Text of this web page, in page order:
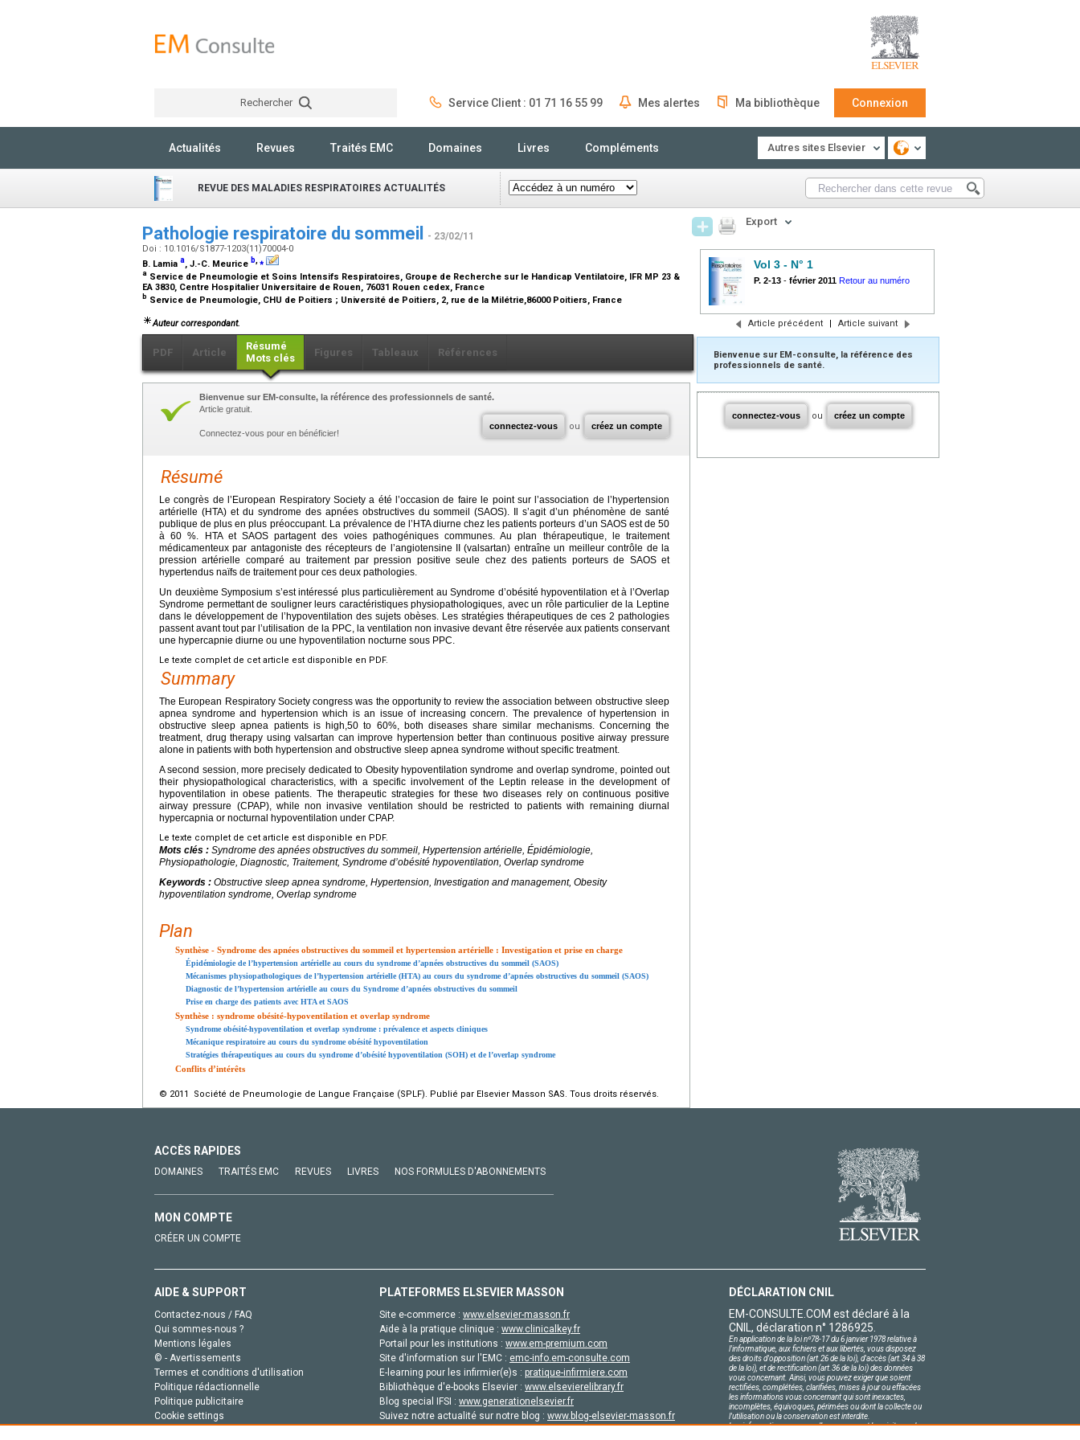
Rechercher Service Client : 01 71 16 55 99 Mes alertes Ma bibliothèque Connexion
Actualités Revues Traités EMC Domaines Livres Compléments Autres sites Elsevier
REVUE DES MALADIES RESPIRATOIRES ACTUALITÉS
Pathologie respiratoire du sommeil - 23/02/11
Doi : 10.1016/S1877-1203(11)70004-0
B. Lamia a, J.-C. Meurice b,⁎
a Service de Pneumologie et Soins Intensifs Respiratoires, Groupe de Recherche sur le Handicap Ventilatoire, IFR MP 23 &
EA 3830, Centre Hospitalier Universitaire de Rouen, 76031 Rouen cedex, France
b Service de Pneumologie, CHU de Poitiers ; Université de Poitiers, 2, rue de la Milétrie,86000 Poitiers, France
Auteur correspondant.
PDF Article
Résumé
Mots clés
Figures Tableaux Références
connectez-vous ou créez un compte
Bienvenue sur EM-consulte, la référence des professionnels de santé.
Article gratuit.
Connectez-vous pour en bénéficier!
Résumé
Le congrès de l’European Respiratory Society a été l’occasion de faire le point sur l’association de l’hypertension
artérielle (HTA) et du syndrome des apnées obstructives du sommeil (SAOS). Il s’agit d’un phénomène de santé
publique de plus en plus préoccupant. La prévalence de l’HTA diurne chez les patients porteurs d’un SAOS est de 50
à 60 %. HTA et SAOS partagent des voies pathogéniques communes. Au plan thérapeutique, le traitement
médicamenteux par antagoniste des récepteurs de l’angiotensine II (valsartan) entraîne un meilleur contrôle de la
pression artérielle comparé au traitement par pression positive seule chez des patients porteurs de SAOS et
hypertendus naïfs de traitement pour ces deux pathologies.
Un deuxième Symposium s’est intéressé plus particulièrement au Syndrome d’obésité hypoventilation et à l’Overlap
Syndrome permettant de souligner leurs caractéristiques physiopathologiques, avec un rôle particulier de la Leptine
dans le développement de l’hypoventilation des sujets obèses. Les stratégies thérapeutiques de ces 2 pathologies
passent avant tout par l’utilisation de la PPC, la ventilation non invasive devant être réservée aux patients conservant
une hypercapnie diurne ou une hypoventilation nocturne sous PPC.
Le texte complet de cet article est disponible en PDF.
Summary
The European Respiratory Society congress was the opportunity to review the association between obstructive sleep
apnea syndrome and hypertension which is an issue of increasing concern. The prevalence of hypertension in
obstructive sleep apnea patients is high,50 to 60%, both diseases share similar mechanisms. Concerning the
treatment, drug therapy using valsartan can improve hypertension better than continuous positive airway pressure
alone in patients with both hypertension and obstructive sleep apnea syndrome without specific treatment.
A second session, more precisely dedicated to Obesity hypoventilation syndrome and overlap syndrome, pointed out
their physiopathological characteristics, with a specific involvement of the Leptin release in the development of
hypoventilation in obese patients. The therapeutic strategies for these two diseases rely on continuous positive
airway pressure (CPAP), while non invasive ventilation should be restricted to patients with remaining diurnal
hypercapnia or nocturnal hypoventilation under CPAP.
Le texte complet de cet article est disponible en PDF.
Mots clés : Syndrome des apnées obstructives du sommeil, Hypertension artérielle, Épidémiologie,
Physiopathologie, Diagnostic, Traitement, Syndrome d’obésité hypoventilation, Overlap syndrome
Keywords : Obstructive sleep apnea syndrome, Hypertension, Investigation and management, Obesity
hypoventilation syndrome, Overlap syndrome
Plan
Synthèse - Syndrome des apnées obstructives du sommeil et hypertension artérielle : Investigation et prise en charge
Épidémiologie de l’hypertension artérielle au cours du syndrome d’apnées obstructives du sommeil (SAOS)
Mécanismes physiopathologiques de l’hypertension artérielle (HTA) au cours du syndrome d’apnées obstructives du sommeil (SAOS)
Diagnostic de l’hypertension artérielle au cours du Syndrome d’apnées obstructives du sommeil
Prise en charge des patients avec HTA et SAOS
Synthèse : syndrome obésité-hypoventilation et overlap syndrome
Syndrome obésité-hypoventilation et overlap syndrome : prévalence et aspects cliniques
Mécanique respiratoire au cours du syndrome obésité hypoventilation
Stratégies thérapeutiques au cours du syndrome d’obésité hypoventilation (SOH) et de l’overlap syndrome
Conflits d’intérêts
© 2011 Société de Pneumologie de Langue Française (SPLF). Publié par Elsevier Masson SAS. Tous droits réservés.
Export
Vol 3 - N° 1
P. 2-13 - février 2011 Retour au numéro
Article précédent | Article suivant
Bienvenue sur EM-consulte, la référence des
professionnels de santé.
connectez-vous ou créez un compte
ACCÈS RAPIDES
DOMAINES TRAITÉS EMC REVUES LIVRES NOS FORMULES D'ABONNEMENTS
MON COMPTE
CRÉER UN COMPTE
AIDE & SUPPORT
Contactez-nous / FAQ
Qui sommes-nous ?
Mentions légales
© - Avertissements
Termes et conditions d'utilisation
Politique rédactionnelle
Politique publicitaire
Cookie settings
PLATEFORMES ELSEVIER MASSON
Site e-commerce : www.elsevier-masson.fr
Aide à la pratique clinique : www.clinicalkey.fr
Portail pour les institutions : www.em-premium.com
Site d'information sur l'EMC : emc-info.em-consulte.com
E-learning pour les infirmier(e)s : pratique-infirmiere.com
Bibliothèque d'e-books Elsevier : www.elsevierelibrary.fr
Blog special IFSI : www.generationelsevier.fr
Suivez notre actualité sur notre blog : www.blog-elsevier-masson.fr
DÉCLARATION CNIL
EM-CONSULTE.COM est déclaré à la
CNIL, déclaration n° 1286925.
En application de la loi nº78-17 du 6 janvier 1978 relative à
l'informatique, aux fichiers et aux libertés, vous disposez
des droits d'opposition (art.26 de la loi), d'accès (art.34 à 38
de la loi), et de rectification (art.36 de la loi) des données
vous concernant. Ainsi, vous pouvez exiger que soient
rectifiées, complétées, clarifiées, mises à jour ou effacées
les informations vous concernant qui sont inexactes,
incomplètes, équivoques, périmées ou dont la collecte ou
l'utilisation ou la conservation est interdite.
Les informations personnelles concernant les visiteurs de